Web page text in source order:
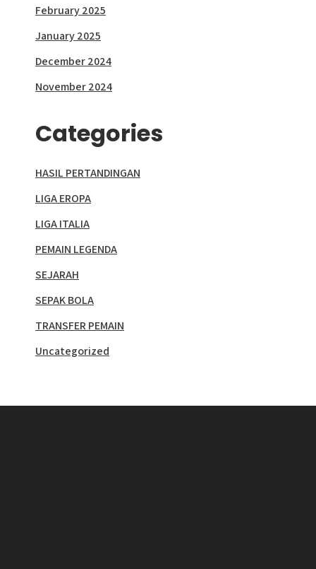
February 2025
January 2025
December 2024
November 2024
Categories
HASIL PERTANDINGAN
LIGA EROPA
LIGA ITALIA
PEMAIN LEGENDA
SEJARAH
SEPAK BOLA
TRANSFER PEMAIN
Uncategorized